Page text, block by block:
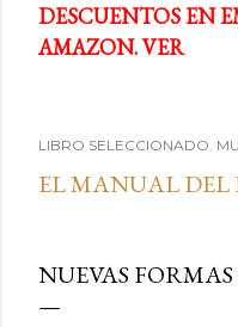
DESCUENTOS EN
AMAZON. VER
LIBRO SELECCIONADO.
EL MANUAL DEL
NUEVAS